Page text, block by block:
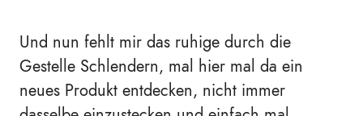
Und nun fehlt mir das ruhige durch die
Gestelle Schlendern, mal hier mal da ein
neues Produkt entdecken, nicht immer